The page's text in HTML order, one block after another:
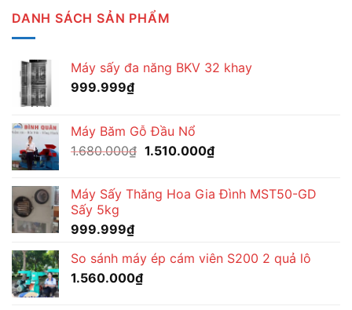
DANH SÁCH SẢN PHẨM
Máy sấy đa năng BKV 32 khay
999.999₫
Máy Băm Gỗ Đầu Nổ
1.680.000₫ Giá
1.680.000₫.
1.510.000₫Giá
là:
Máy Sấy Thăng Hoa Gia Đình MST50-GD
Sấy 5kg
999.999₫
So sánh máy ép cám viên S200 2 quả lô
1.560.000₫